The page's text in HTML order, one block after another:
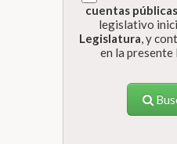
cuentas públicas
legislativo
Legislatura, y
en la